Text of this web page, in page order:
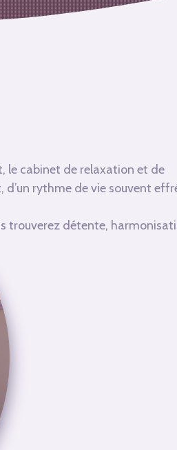
le cabinet de relaxation et de
rythme de vie souvent
trouverez détente,